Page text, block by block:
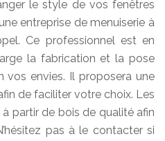
le style de vos fenêtres
entreprise de menuiserie à
Ce professionnel est en
la fabrication et la pose
vos envies. Il proposera une
de faciliter votre choix. Les
partir de bois de qualité afin
pas à le contacter si